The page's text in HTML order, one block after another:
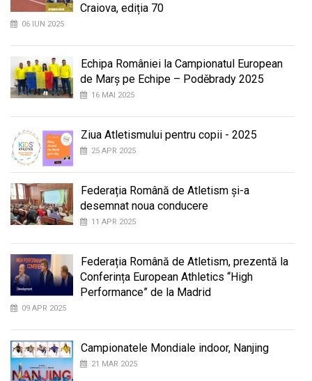
Craiova, ediția 70
06 IUN 2025
Echipa României la Campionatul European
de Marș pe Echipe – Poděbrady 2025
16 MAI 2025
Ziua Atletismului pentru copii - 2025
25 APR 2025
Federația Română de Atletism și-a
desemnat noua conducere
11 APR 2025
Federația Română de Atletism, prezentă la
Conferința European Athletics “High
Performance” de la Madrid
09 APR 2025
Campionatele Mondiale indoor, Nanjing
21 MAR 2025